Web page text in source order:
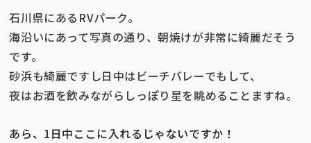
石川県にあるRVパーク。
海沿いにあって写真の通り、朝焼けが非常に綺麗だそう
です。
砂浜も綺麗ですし日中はビーチバレーでもして、
夜はお酒を飲みながらしっぽり星を眺めることますね。
あら、1日中ここに入れるじゃないですか！